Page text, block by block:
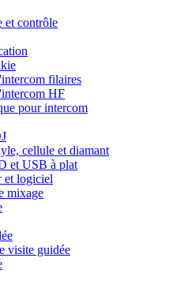
et contrôle
filaires
HF
pour intercom
cellule et diamant
et USB à plat
et logiciel
mixage
visite guidée